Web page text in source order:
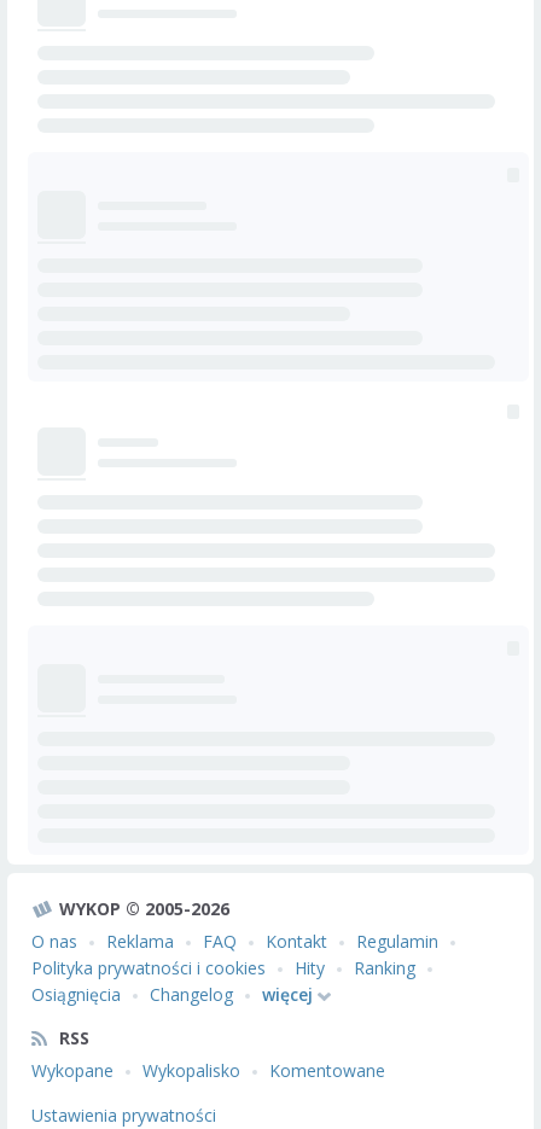
WYKOP © 2005-2026
O nas
Reklama FAQ Kontakt
Regulamin
Polityka prywatności i cookies
Hity
Ranking
Osiągnięcia
Changelog
więcej
RSS
Wykopane
Wykopalisko
Komentowane
Ustawienia prywatności